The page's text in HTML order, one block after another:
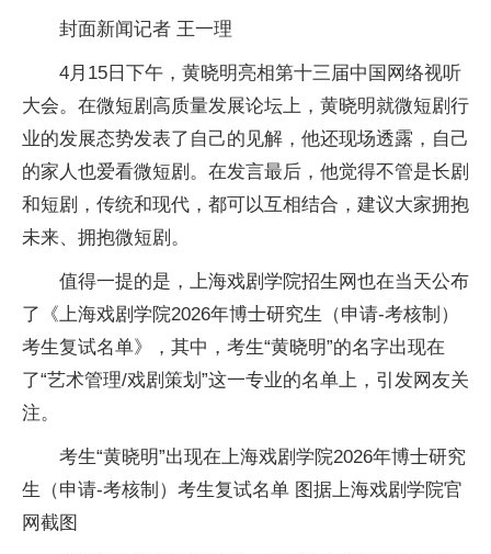
封面新闻记者 王一理
4月15日下午，黄晓明亮相第十三届中国网络视听
大会。在微短剧高质量发展论坛上，黄晓明就微短剧行
业的发展态势发表了自己的见解，他还现场透露，自己
的家人也爱看微短剧。在发言最后，他觉得不管是长剧
和短剧，传统和现代，都可以互相结合，建议大家拥抱
未来、拥抱微短剧。
值得一提的是，上海戏剧学院招生网也在当天公布
了《上海戏剧学院2026年博士研究生（申请-考核制）
考生复试名单》，其中，考生“黄晓明”的名字出现在
了“艺术管理/戏剧策划”这一专业的名单上，引发网友关
注。
考生“黄晓明”出现在上海戏剧学院2026年博士研究
生（申请-考核制）考生复试名单 图据上海戏剧学院官
网截图